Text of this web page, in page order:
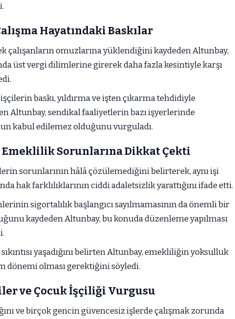
Hayatındaki Baskılar
çalışanların omuzlarına yüklendiğini kaydeden Altunbay,
üst vergi dilimlerine girerek daha fazla kesintiyle karşı
baskı, yıldırma ve işten çıkarma tehdidiyle
Altunbay, sendikal faaliyetlerin bazı işyerlerinde
kabul edilemez olduğunu vurguladı.
Emeklilik Sorunlarına Dikkat Çekti
sorunlarının hâlâ çözülemediğini belirterek, aynı işi
hak farklılıklarının ciddi adaletsizlik yarattığını ifade etti.
sigortalılık başlangıcı sayılmamasının da önemli bir
kaydeden Altunbay, bu konuda düzenleme yapılması
yaşadığını belirten Altunbay, emekliliğin yoksulluk
dönemi olması gerektiğini söyledi.
ve Çocuk İşçiliği Vurgusu
ve birçok gencin güvencesiz işlerde çalışmak zorunda